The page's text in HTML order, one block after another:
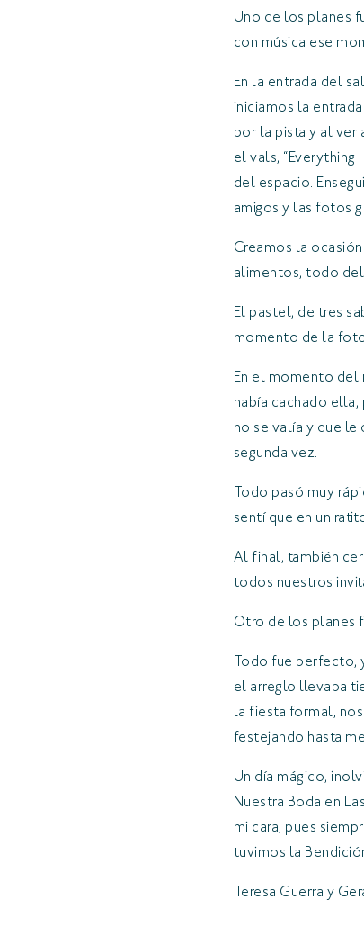
Uno de los planes
con música ese
En la entrada del
iniciamos la
por la pista y al ver
el vals,
del espacio.
amigos y las fotos
Creamos la
alimentos, todo
El pastel, de tres
momento de la
En el momento del
había cachado ella,
no se valía y que
segunda vez.
Todo pasó muy
sentí que en un
Al final, también
todos nuestros
Otro de los planes
Todo fue perfecto,
el arreglo llevaba
la fiesta formal,
festejando hasta
Un día mágico,
Nuestra Boda en
mi cara, pues
tuvimos la
Teresa Guerra y